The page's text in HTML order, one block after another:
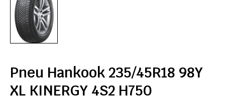
Pneu Hankook 235/45R18 98Y
XL KINERGY 4S2 H750